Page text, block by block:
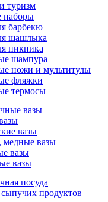
туризм
наборы
барбекю
шашлыка
пикника
шампура
ножи и мультитулы
фляжки
термосы
вазы
вазы
медные вазы
вазы
вазы
посуда
продуктов